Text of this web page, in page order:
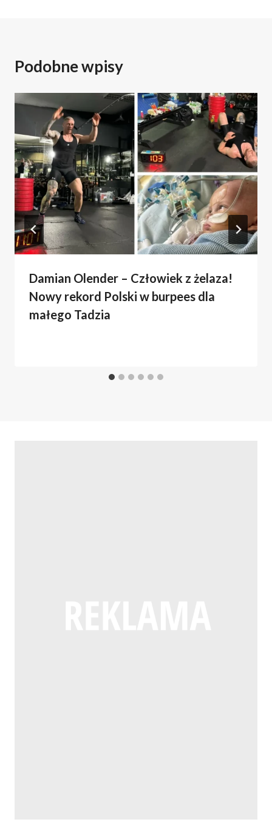
Podobne wpisy
Damian Olender – Człowiek z żelaza!
Nowy rekord Polski w burpees dla
małego Tadzia